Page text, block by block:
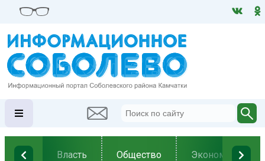
Власть Общество Экономика